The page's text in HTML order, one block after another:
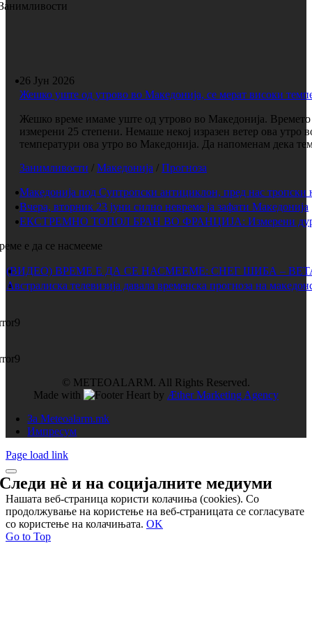
26 Јун 2026
Жешко уште од утрово во Македонија, се мерат високи
Жешко време имаме уште од утрово во Македонија. Времето
измерени 25 степени. Немаше некој изразен ветер ова
температури ова утро во Македонија. Да напоменам дека
Занимливости / Македонија / Прогноза
Македонија под Суптропски антициклон, пред нас тропски
Вчера, вторник 23 јуни силно невреме ја зафати Македонија
ЕКСТРЕМНО ТОПОЛ БРАН ВО ФРАНЦИЈА: Измерени дури
е да се насмееме
(ВИДЕО) ВРЕМЕ Е ДА СЕ НАСМЕЕМЕ: СНЕГ ШИБА –
Австралиска телевизија давала временска прогноза на
© METEOALARM. All Rights Reserved.
Made with
by Æther Marketing Agency
За Meteoalarm.mk
Импресум
Page load link
Следи нѐ и насоцијалните медиуми
Нашата веб-страница користи колачиња (cookies). Со
продолжување на користење на веб-страницата се согласувате
со користење на колачињата. OK
Go to Top